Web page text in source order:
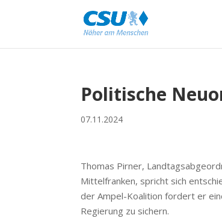
Politische
07.11.2024
Thomas Pirner,
Mittelfranken, spricht sich
der Ampel-Koalition fordert er
Regierung zu sichern.